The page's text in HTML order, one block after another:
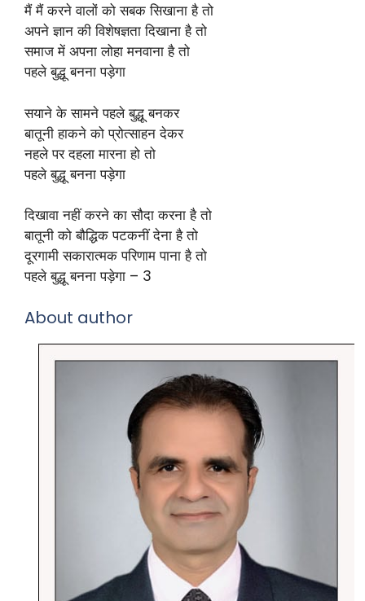
मैं मैं करने वालों को सबक सिखाना है तो
अपने ज्ञान की विशेषज्ञता दिखाना है तो
समाज में अपना लोहा मनवाना है तो
पहले बुद्धू बनना पड़ेगा
सयाने के सामने पहले बुद्धू बनकर
बातूनी हाकने को प्रोत्साहन देकर
नहले पर दहला मारना हो तो
पहले बुद्धू बनना पड़ेगा
दिखावा नहीं करने का सौदा करना है तो
बातूनी को बौद्धिक पटकनीं देना है तो
दूरगामी सकारात्मक परिणाम पाना है तो
पहले बुद्धू बनना पड़ेगा – 3
About author